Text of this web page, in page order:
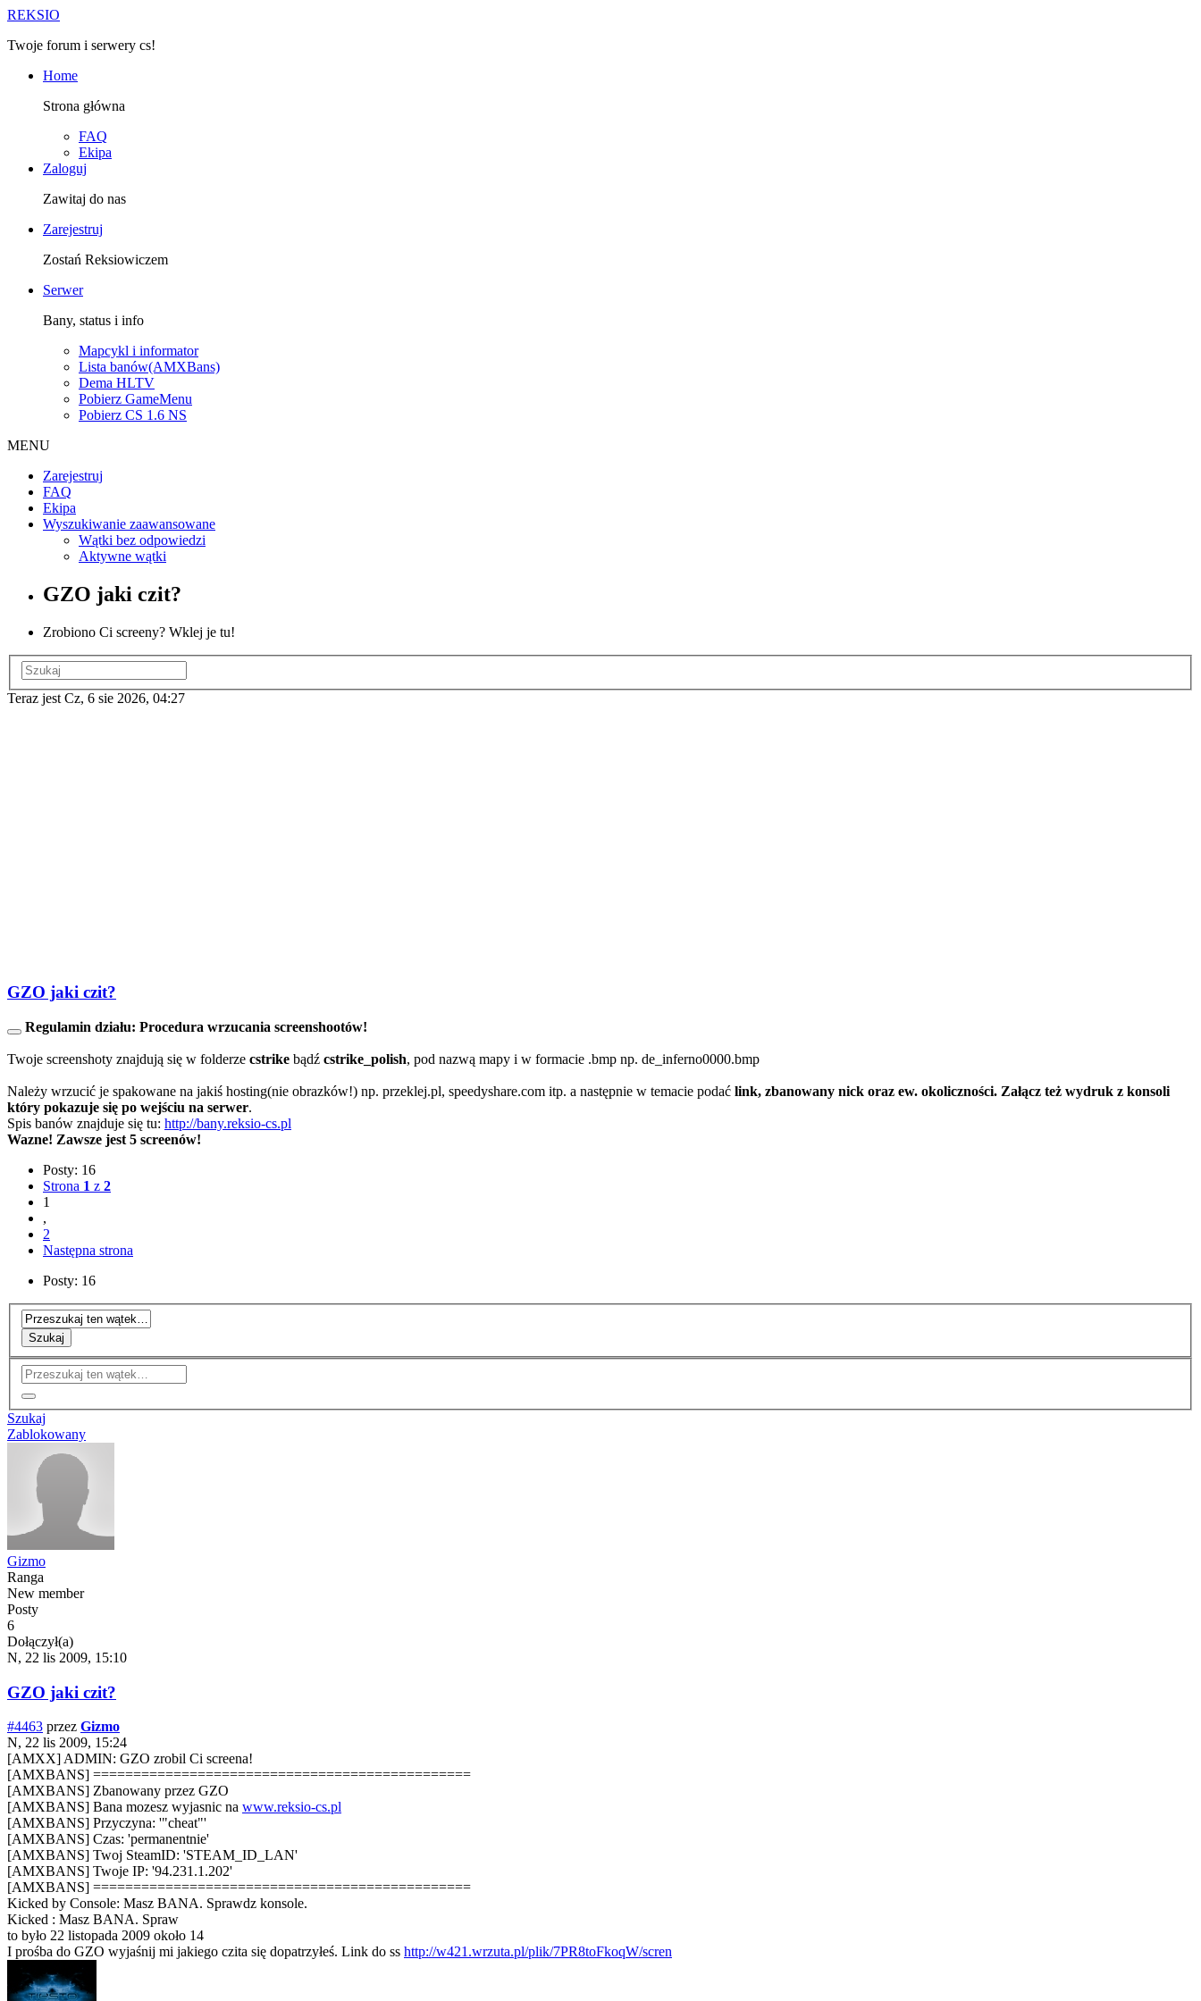
REKSIO
Twoje forum i serwery cs!
Home
Strona główna
FAQ
Ekipa
Zaloguj
Zawitaj do nas
Zarejestruj
Zostań Reksiowiczem
Serwer
Bany, status i info
Mapcykl i informator
Lista banów(AMXBans)
Dema HLTV
Pobierz GameMenu
Pobierz CS 1.6 NS
MENU
Zarejestruj
FAQ
Ekipa
Wyszukiwanie zaawansowane
Wątki bez odpowiedzi
Aktywne wątki
GZO jaki czit?
Zrobiono Ci screeny? Wklej je tu!
Teraz jest Cz, 6 sie 2026, 04:27
GZO jaki czit?
Regulamin działu: Procedura wrzucania screenshootów!
Twoje screenshoty znajdują się w folderze cstrike bądź cstrike_polish, pod nazwą mapy i w formacie .bmp np. de_inferno0000.bmp
Należy wrzucić je spakowane na jakiś hosting(nie obrazków!) np. przeklej.pl, speedyshare.com itp. a następnie w temacie podać link, zbanowany nick oraz ew. okoliczności. Załącz też wydruk z konsoli
który pokazuje się po wejściu na serwer.
Spis banów znajduje się tu: http://bany.reksio-cs.pl
Wazne! Zawsze jest 5 screenów!
Posty: 16
Strona 1 z 2
1
,
2
Następna strona
Posty: 16
Szukaj
Szukaj
Zablokowany
Gizmo
Ranga
New member
Posty
6
Dołączył(a)
N, 22 lis 2009, 15:10
GZO jaki czit?
#4463 przez Gizmo
N, 22 lis 2009, 15:24
[AMXX] ADMIN: GZO zrobil Ci screena!
[AMXBANS] ===============================================
[AMXBANS] Zbanowany przez GZO
[AMXBANS] Bana mozesz wyjasnic na www.reksio-cs.pl
[AMXBANS] Przyczyna: '"cheat"'
[AMXBANS] Czas: 'permanentnie'
[AMXBANS] Twoj SteamID: 'STEAM_ID_LAN'
[AMXBANS] Twoje IP: '94.231.1.202'
[AMXBANS] ===============================================
Kicked by Console: Masz BANA. Sprawdz konsole.
Kicked : Masz BANA. Spraw
to było 22 listopada 2009 około 14
I prośba do GZO wyjaśnij mi jakiego czita się dopatrzyłeś. Link do ss http://w421.wrzuta.pl/plik/7PR8toFkoqW/scren